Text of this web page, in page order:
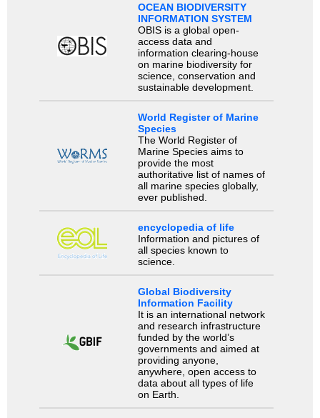
OCEAN BIODIVERSITY
INFORMATION SYSTEM
OBIS is a global open-
access data and
information clearing-house
on marine biodiversity for
science, conservation and
sustainable development.
World Register of Marine
Species
The World Register of
Marine Species aims to
provide the most
authoritative list of names of
all marine species globally,
ever published.
encyclopedia of life
Information and pictures of
all species known to
science.
Global Biodiversity
Information Facility
It is an international network
and research infrastructure
funded by the world’s
governments and aimed at
providing anyone,
anywhere, open access to
data about all types of life
on Earth.